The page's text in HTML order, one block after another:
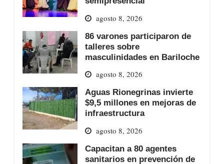
agosto 8, 2026
86 varones participaron de
talleres sobre
masculinidades en Bariloche
agosto 8, 2026
Aguas Rionegrinas invierte
$9,5 millones en mejoras de
infraestructura
agosto 8, 2026
Capacitan a 80 agentes
sanitarios en prevención de